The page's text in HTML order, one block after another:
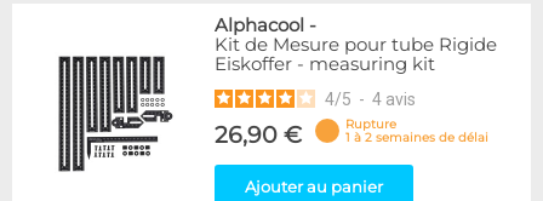
Alphacool -
Kit de Mesure pour tube Rigide
Eiskoffer - measuring kit
4/5 - 4 avis
26,90 €
Rupture
1 à 2 semaines de délai
Ajouter au panier